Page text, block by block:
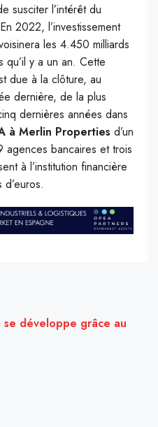
susciter l’intérêt du
2022, l’investissement
les 4.450 milliards
qu’il y a un an. Cette
due à la clôture, au
dernière, de la plus
dernières années dans
à Merlin Properties d’un
agences bancaires et trois
à l’institution financière
se développe grâce au